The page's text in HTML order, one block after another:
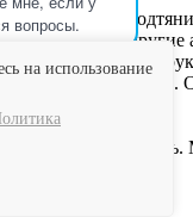
вопросы.лучше
контроль и другие
).
начать?
на использование